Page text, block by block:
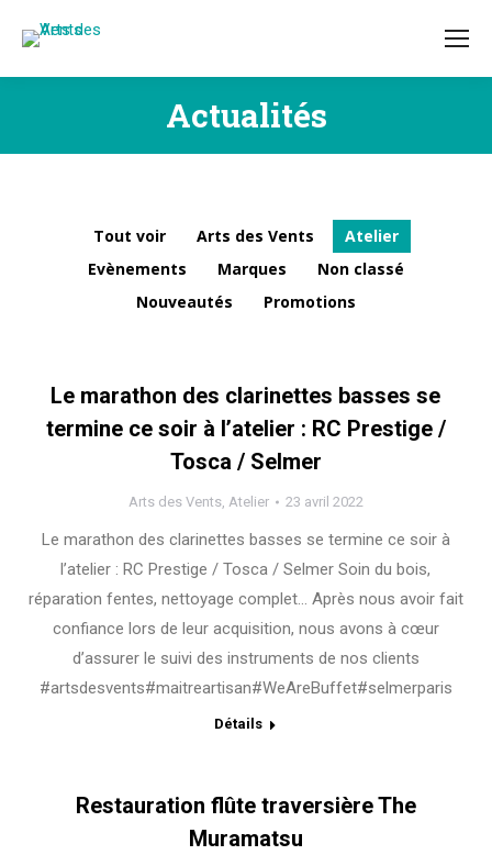
Actualités
Vous êtes ici :
Tout voir Arts des Vents
Atelier
Evènements
Marques
Non classé
Nouveautés
Promotions
Le marathon des clarinettes basses se
termine ce soir à l’atelier : RC Prestige /
Tosca / Selmer
Arts des Vents, Atelier 23 avril 2022
Le marathon des clarinettes basses se termine ce soir à
l’atelier : RC Prestige / Tosca / Selmer Soin du bois,
réparation fentes, nettoyage complet… Après nous avoir fait
confiance lors de leur acquisition, nous avons à cœur
d’assurer le suivi des instruments de nos clients
#artsdesvents#maitreartisan#WeAreBuffet#selmerparis
Détails
Restauration flûte traversière The
Muramatsu